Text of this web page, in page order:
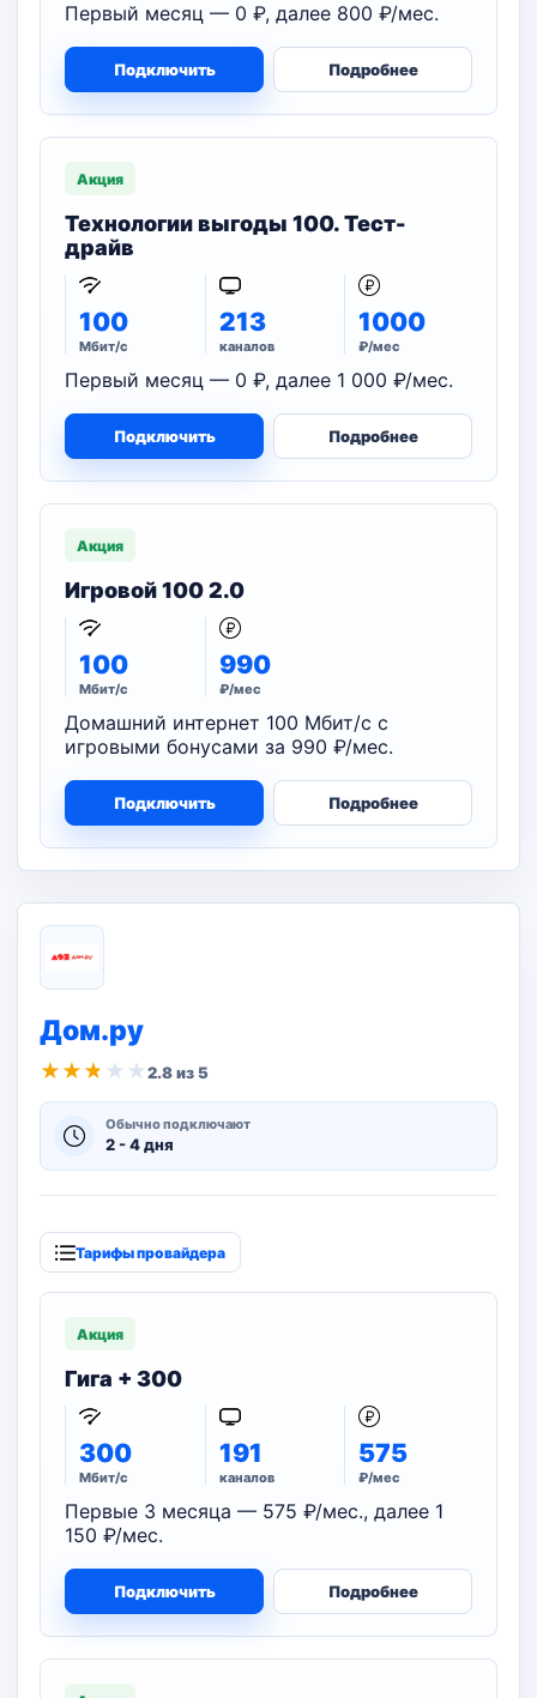
Первый месяц — 0 ₽, далее 800 ₽/мес.
Подключить Подробнее
Акция
Технологии выгоды 100. Тест-
драйв
100
Мбит/с
213
каналов
1000
₽/мес
Первый месяц — 0 ₽, далее 1 000 ₽/мес.
Подключить Подробнее
Акция
Игровой 100 2.0
100
Мбит/с
990
₽/мес
Домашний интернет 100 Мбит/с с
игровыми бонусами за 990 ₽/мес.
Подключить Подробнее
Дом.ру
★ ★ ★ ★ ★2.8 из 5
Обычно подключают
2 - 4 дня
Тарифы провайдера
Акция
Гига + 300
300
Мбит/с
191
каналов
575
₽/мес
Первые 3 месяца — 575 ₽/мес., далее 1
150 ₽/мес.
Подключить Подробнее